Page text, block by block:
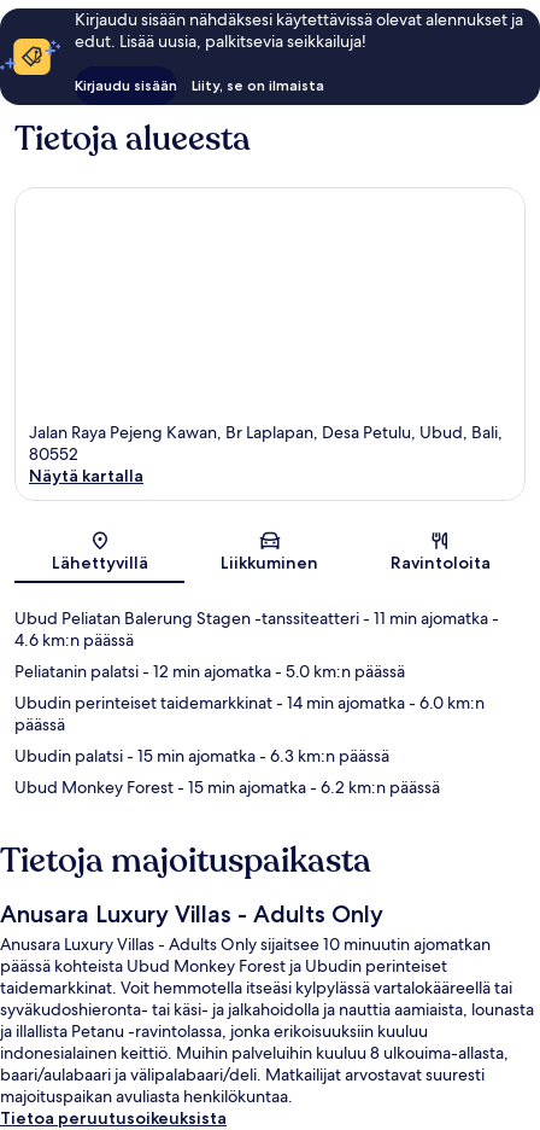
Kirjaudu sisään nähdäksesi käytettävissä olevat alennukset ja
edut. Lisää uusia, palkitsevia seikkailuja!
Kirjaudu sisään Liity, se on ilmaista
Tietoja alueesta
Jalan Raya Pejeng Kawan, Br Laplapan, Desa Petulu, Ubud, Bali,
80552
Näytä kartalla
Lähettyvillä Liikkuminen Ravintoloita
Ubud Peliatan Balerung Stagen -tanssiteatteri- 11 min ajomatka-
4.6 km:n päässä
Peliatanin palatsi- 12 min ajomatka- 5.0 km:n päässä
Ubudin perinteiset taidemarkkinat- 14 min ajomatka- 6.0 km:n
päässä
Ubudin palatsi- 15 min ajomatka- 6.3 km:n päässä
Ubud Monkey Forest- 15 min ajomatka- 6.2 km:n päässä
Tietoja majoituspaikasta
Anusara Luxury Villas - Adults Only
Anusara Luxury Villas - Adults Only sijaitsee 10 minuutin ajomatkan
päässä kohteista Ubud Monkey Forest ja Ubudin perinteiset
taidemarkkinat. Voit hemmotella itseäsi kylpylässä vartalokääreellä tai
syväkudoshieronta- tai käsi- ja jalkahoidolla ja nauttia aamiaista, lounasta
ja illallista Petanu -ravintolassa, jonka erikoisuuksiin kuuluu
indonesialainen keittiö. Muihin palveluihin kuuluu 8 ulkouima-allasta,
baari/aulabaari ja välipalabaari/deli. Matkailijat arvostavat suuresti
majoituspaikan avuliasta henkilökuntaa.
Tietoa peruutusoikeuksista